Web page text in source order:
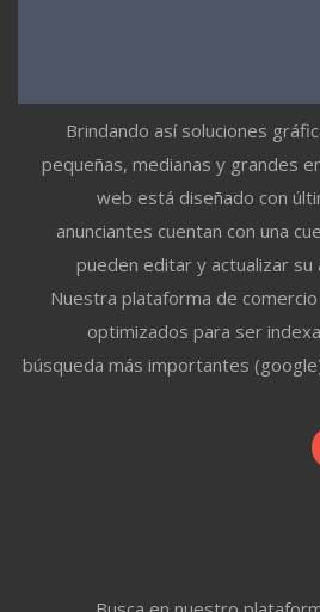
Brindando así soluciones
pequeñas, medianas y grandes
web está diseñado con
anunciantes cuentan con una
pueden editar y actualizar su
Nuestra plataforma de
optimizados para ser
búsqueda más importantes